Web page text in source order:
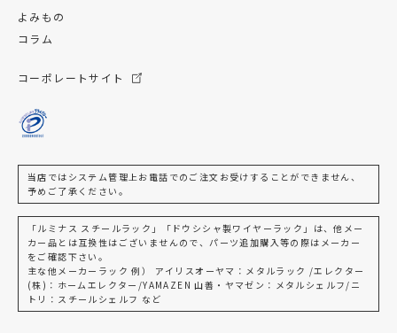
よみもの
コラム
コーポレートサイト
当店ではシステム管理上お電話でのご注文お受けすることができません、
予めご了承ください。
「ルミナス スチールラック」「ドウシシャ製ワイヤーラック」は、他メー
カー品とは互換性はございませんので、パーツ追加購入等の際はメーカー
をご確認下さい。
主な他メーカーラック 例） アイリスオーヤマ：メタルラック /エレクター
(株)：ホームエレクター/YAMAZEN 山善・ヤマゼン：メタルシェルフ/ニ
トリ：スチールシェルフ など